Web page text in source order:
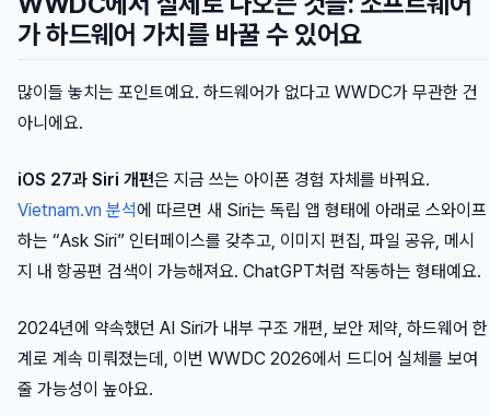
가 하드웨어 가치를 바꿀 수 있어요
많이들 놓치는 포인트예요. 하드웨어가 없다고 WWDC가 무관한 건
아니에요.
iOS 27과 Siri 개편은 지금 쓰는 아이폰 경험 자체를 바꿔요.
Vietnam.vn 분석에 따르면 새 Siri는 독립 앱 형태에 아래로 스와이프
하는 “Ask Siri” 인터페이스를 갖추고, 이미지 편집, 파일 공유, 메시
지 내 항공편 검색이 가능해져요. ChatGPT처럼 작동하는 형태예요.
2024년에 약속했던 AI Siri가 내부 구조 개편, 보안 제약, 하드웨어 한
계로 계속 미뤄졌는데, 이번 WWDC 2026에서 드디어 실체를 보여
줄 가능성이 높아요.